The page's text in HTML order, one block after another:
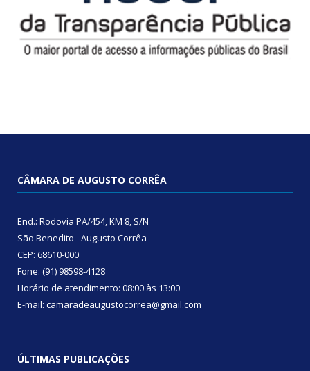
CÂMARA DE AUGUSTO CORRÊA
End.: Rodovia PA/454, KM 8, S/N
São Benedito - Augusto Corrêa
CEP: 68610-000
Fone: (91) 98598-4128
Horário de atendimento: 08:00 às 13:00
E-mail: camaradeaugustocorrea@gmail.com
ÚLTIMAS PUBLICAÇÕES